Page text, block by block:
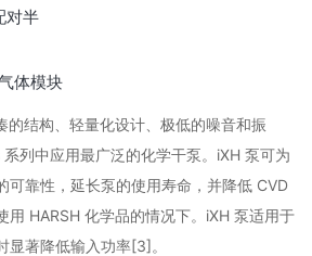
对半
体模块
的结构、轻量化设计、极低的噪音和振
列中应用最广泛的化学干泵。iXH 泵可为
可靠性，延长泵的使用寿命，并降低 CVD
用 HARSH 化学品的情况下。iXH 泵适用于
显著降低输入功率[3]。